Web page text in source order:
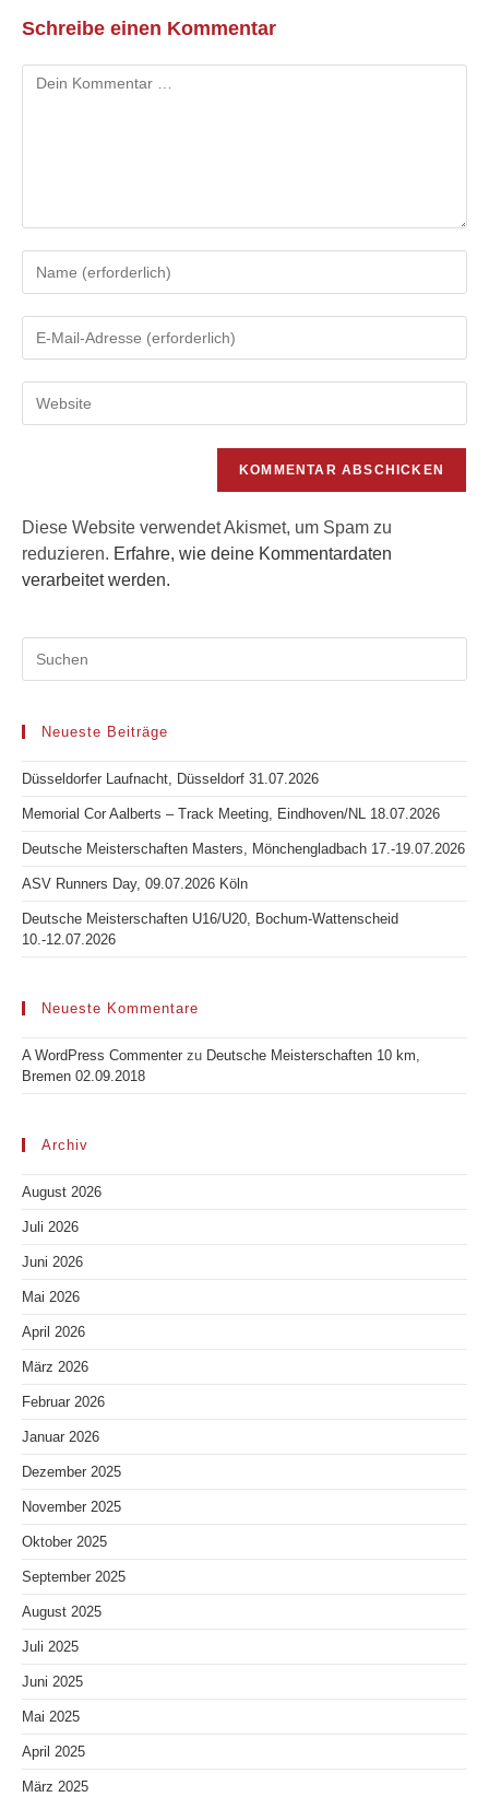
Schreibe einen Kommentar
Kommentar
deinen
oder
Kommentieren
ein
deine
Mail-
deine
Diese Website verwendet Akismet, um Spam zu
reduzieren. Erfahre, wie deine Kommentardaten
verarbeitet werden.
Neueste Beiträge
Düsseldorfer Laufnacht, Düsseldorf 31.07.2026
Memorial Cor Aalberts – Track Meeting, Eindhoven/NL 18.07.2026
Deutsche Meisterschaften Masters, Mönchengladbach 17.-19.07.2026
ASV Runners Day, 09.07.2026 Köln
Deutsche Meisterschaften U16/U20, Bochum-Wattenscheid
10.-12.07.2026
Neueste Kommentare
A WordPress Commenter zu Deutsche Meisterschaften 10 km,
Bremen 02.09.2018
Archiv
August 2026
Juli 2026
Juni 2026
Mai 2026
April 2026
März 2026
Februar 2026
Januar 2026
Dezember 2025
November 2025
Oktober 2025
September 2025
August 2025
Juli 2025
Juni 2025
Mai 2025
April 2025
März 2025